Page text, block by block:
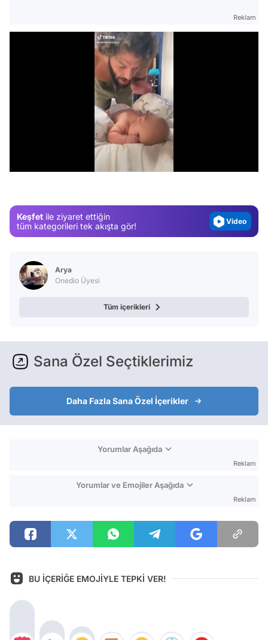
Reklam
Keşfet ile ziyaret ettiğin
tüm kategorileri tek akışta gör!
Video
Arya
Onedio Üyesi
Tüm içerikleri
Sana Özel Seçtiklerimiz
Daha Fazla Sana Özel İçerikler
Yorumlar Aşağıda
Reklam
Yorumlar ve Emojiler Aşağıda
Reklam
BU İÇERİĞE EMOJİYLE TEPKİ VER!